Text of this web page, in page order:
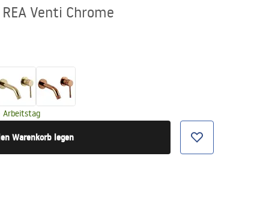
Venti Chrome
Arbeitstag
Warenkorb legen